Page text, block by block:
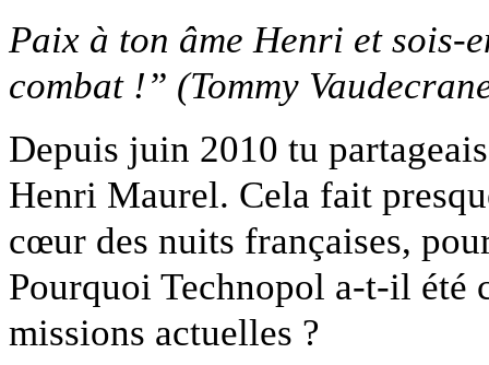
Paix à ton âme Henri et sois-
combat !” (Tommy
Depuis juin 2010 tu
Henri Maurel. Cela fait
cœur des nuits françaises,
Pourquoi Technopol a-t-il été
missions actuelles ?